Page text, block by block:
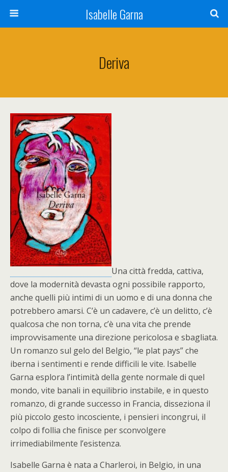
Isabelle Garna
Deriva
Una città fredda, cattiva,
dove la modernità devasta ogni possibile rapporto,
anche quelli più intimi di un uomo e di una donna che
potrebbero amarsi. C’è un cadavere, c’è un delitto, c’è
qualcosa che non torna, c’è una vita che prende
improvvisamente una direzione pericolosa e sbagliata.
Un romanzo sul gelo del Belgio, “le plat pays” che
iberna i sentimenti e rende difficili le vite. Isabelle
Garna esplora l’intimità della gente normale di quel
mondo, vite banali in equilibrio instabile, e in questo
romanzo, di grande successo in Francia, disseziona il
più piccolo gesto incosciente, i pensieri incongrui, il
colpo di follia che finisce per sconvolgere
irrimediabilmente l’esistenza.
Isabelle Garna è nata a Charleroi, in Belgio, in una